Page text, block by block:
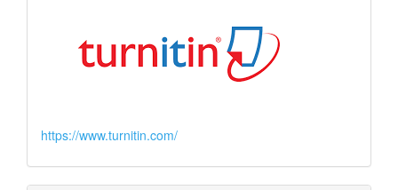
https://www.turnitin.com/